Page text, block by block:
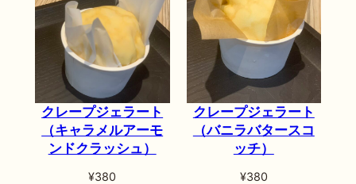
クレープジェラート
（キャラメルアーモ
ンドクラッシュ）
¥380
クレープジェラート
（バニラバタースコ
ッチ）
¥380